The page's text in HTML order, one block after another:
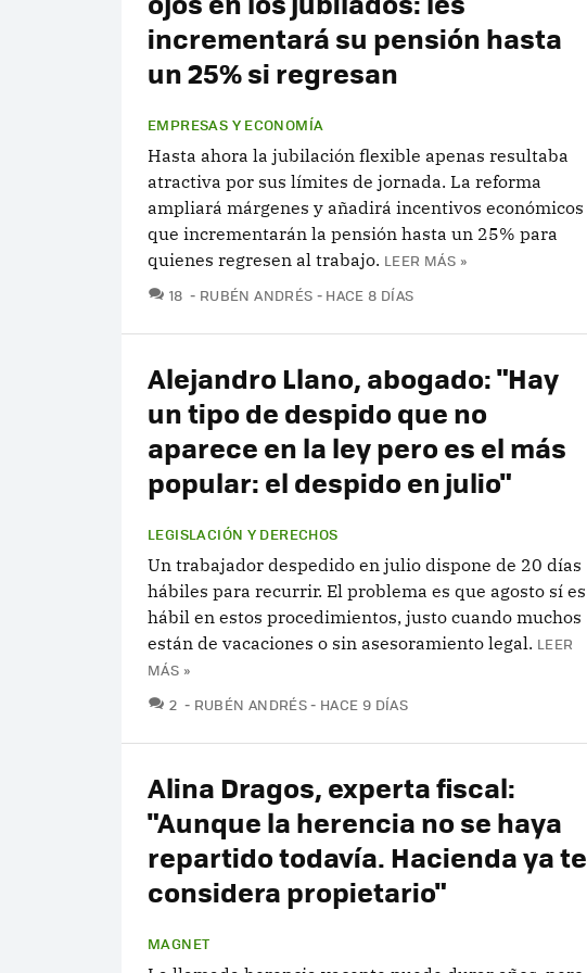
incrementará su pensión hasta
un 25% si regresan
EMPRESAS Y ECONOMÍA
Hasta ahora la jubilación flexible apenas resultaba
atractiva por sus límites de jornada. La reforma
ampliará márgenes y añadirá incentivos económicos
que incrementarán la pensión hasta un 25% para
quienes regresen al trabajo. LEER MÁS »
18 COMENTARIOS
RUBÉN ANDRÉS HACE 8 DÍAS
Alejandro Llano, abogado: "Hay
un tipo de despido que no
aparece en la ley pero es el más
popular: el despido en julio"
LEGISLACIÓN Y DERECHOS
Un trabajador despedido en julio dispone de 20 días
hábiles para recurrir. El problema es que agosto sí es
hábil en estos procedimientos, justo cuando muchos
están de vacaciones o sin asesoramiento legal. LEER
MÁS »
2 COMENTARIOS
RUBÉN ANDRÉS HACE 9 DÍAS
Alina Dragos, experta fiscal:
"Aunque la herencia no se haya
repartido todavía. Hacienda ya te
considera propietario"
MAGNET